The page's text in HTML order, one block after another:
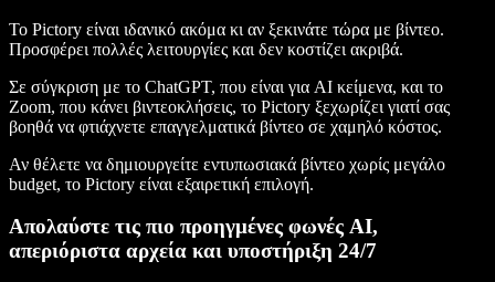
Το Pictory είναι ιδανικό ακόμα κι αν ξεκινάτε τώρα με βίντεο.
Προσφέρει πολλές λειτουργίες και δεν κοστίζει ακριβά.
Σε σύγκριση με το ChatGPT, που είναι για AI κείμενα, και το
Zoom, που κάνει βιντεοκλήσεις, το Pictory ξεχωρίζει γιατί σας
βοηθά να φτιάχνετε επαγγελματικά βίντεο σε χαμηλό κόστος.
Αν θέλετε να δημιουργείτε εντυπωσιακά βίντεο χωρίς μεγάλο
budget, το Pictory είναι εξαιρετική επιλογή.
Απολαύστε τις πιο προηγμένες φωνές AI,
απεριόριστα αρχεία και υποστήριξη 24/7